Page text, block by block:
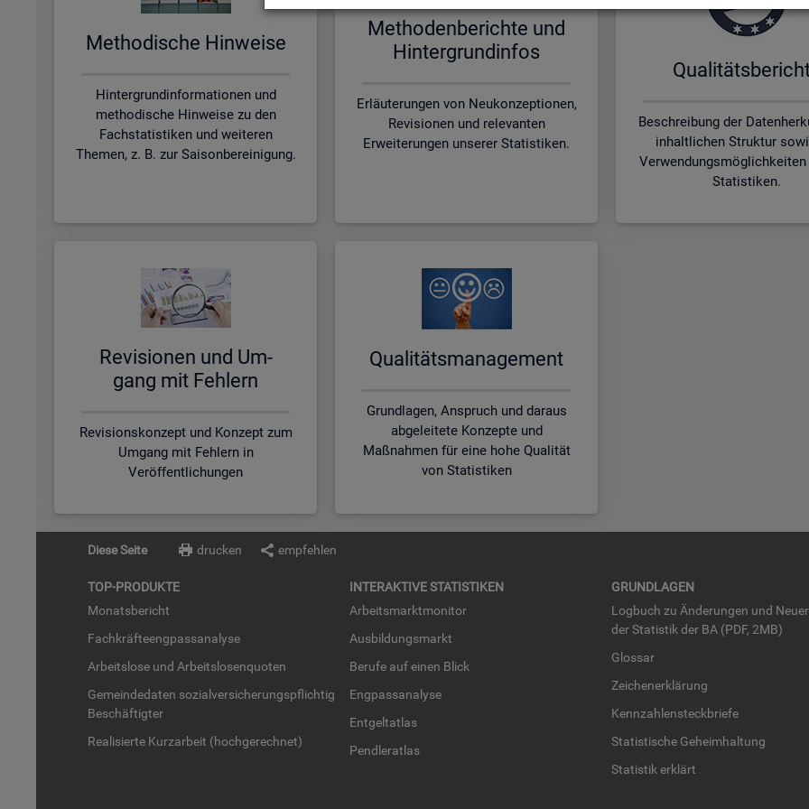
Me­tho­di­sche Hin­wei­se
Hintergrundinformationen und
methodische Hinweise zu den
Fachstatistiken und weiteren
Themen, z. B. zur Saisonbereinigung.
Me­tho­den­be­rich­te und
Hin­ter­grund­in­fos
Erläuterungen von Neukonzeptionen,
Revisionen und relevanten
Erweiterungen unserer Statistiken.
Beschreibung der
inhaltlichen Struktur
Verwendungsmöglichkeiten
Statistiken.
Re­vi­sio­nen und Um­
gang mit Feh­lern
Revisionskonzept und Konzept zum
Umgang mit Fehlern in
Veröffentlichungen
Qua­li­täts­ma­nage­ment
Grundlagen, Anspruch und daraus
abgeleitete Konzepte und
Maßnahmen für eine hohe Qualität
von Statistiken
Diese Seite drucken empfehlen
TOP-PRO­DUK­TE
Mo­nats­be­richt
Fach­kräf­te­eng­pass­ana­ly­se
Ar­beits­lo­se und Ar­beits­lo­sen­quo­ten
Ge­mein­de­da­ten so­zi­al­ver­si­che­rungs­pflich­tig
Be­schäf­tig­ter
Rea­li­sier­te Kurz­ar­beit (hoch­ge­rech­net)
IN­TER­AK­TI­VE STA­TIS­TI­KEN
Ar­beits­markt­mo­ni­tor
Aus­bil­dungs­markt
Be­ru­fe auf einen Blick
Eng­pass­ana­ly­se
Ent­gel­t­at­las
Pend­ler­at­las
GRUND­LA­GEN
Log­buch zu Än­de­run­gen und
der Sta­tis­tik der BA (PDF, 2MB)
Glos­sar
Zei­chen­er­klä­rung
Kenn­zah­len­steck­brie­fe
Sta­tis­ti­sche Ge­heim­hal­tung
Sta­tis­tik er­klärt